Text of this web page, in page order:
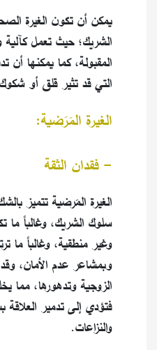
يمكن أن تكون الغيرة
الشريك؛ حيث تعمل
المقبولة، كما يمكنها أن
التي قد تثير قلق أو
الغيرة المَرَضية:
- فقدان الثقة
الغيرة المَرضية تتميز
سلوك الشريك، وغالباً
وغير منطقية، وغالباً ما
وبمشاعر عدم الأمان،
الزوجية وتدهورها، مما
فتؤدي إلى تدمير
والنزاعات.